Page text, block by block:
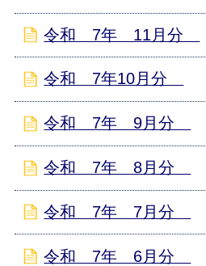
令和 7年 11月分
令和 7年10月分
令和 7年 9月分
令和 7年 8月分
令和 7年 7月分
令和 7年 6月分